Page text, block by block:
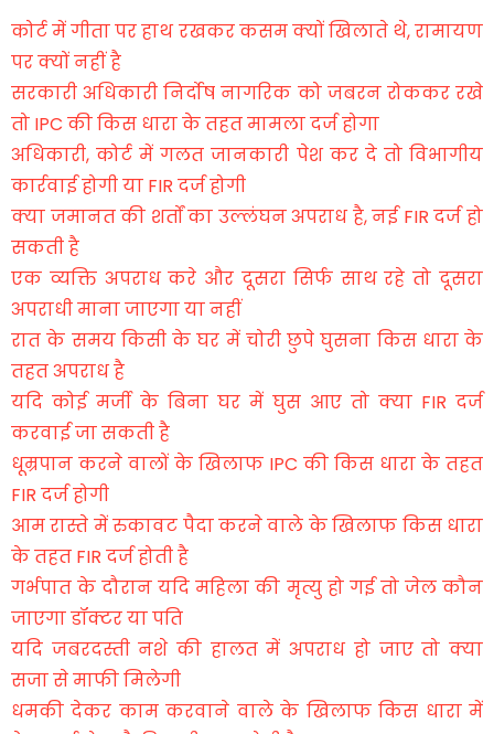
कोर्ट में गीता पर हाथ रखकर कसम क्यों खिलाते थे, रामायण
पर क्यों नहीं है
सरकारी अधिकारी निर्दोष नागरिक को जबरन रोककर रखे
तो IPC की किस धारा के तहत मामला दर्ज होगा
अधिकारी, कोर्ट में गलत जानकारी पेश कर दे तो विभागीय
कार्रवाई होगी या FIR दर्ज होगी
क्या जमानत की शर्तों का उल्लंघन अपराध है, नई FIR दर्ज हो
सकती है
एक व्यक्ति अपराध करे और दूसरा सिर्फ साथ रहे तो दूसरा
अपराधी माना जाएगा या नहीं
रात के समय किसी के घर में चोरी छुपे घुसना किस धारा के
तहत अपराध है
यदि कोई मर्जी के बिना घर में घुस आए तो क्या FIR दर्ज
करवाई जा सकती है
धूम्रपान करने वालों के खिलाफ IPC की किस धारा के तहत
FIR दर्ज होगी
आम रास्ते में रुकावट पैदा करने वाले के खिलाफ किस धारा
के तहत FIR दर्ज होती है
गर्भपात के दौरान यदि महिला की मृत्यु हो गई तो जेल कौन
जाएगा डॉक्टर या पति
यदि जबरदस्ती नशे की हालत में अपराध हो जाए तो क्या
सजा से माफी मिलेगी
धमकी देकर काम करवाने वाले के खिलाफ किस धारा में